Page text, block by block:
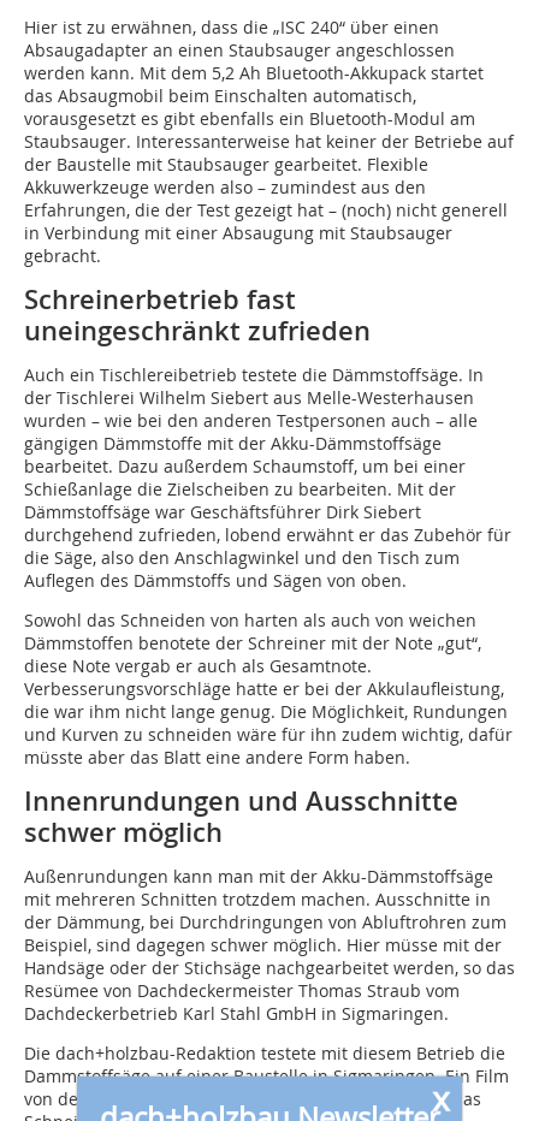
Hier ist zu erwähnen, dass die „ISC 240“ über einen
Absaugadapter an einen Staubsauger angeschlossen
werden kann. Mit dem 5,2 Ah Bluetooth-Akkupack startet
das Absaugmobil beim Einschalten automatisch,
vorausgesetzt es gibt ebenfalls ein Bluetooth-Modul am
Staubsauger. Interessanterweise hat keiner der Betriebe auf
der Baustelle mit Staubsauger gearbeitet. Flexible
Akkuwerkzeuge werden also – zumindest aus den
Erfahrungen, die der Test gezeigt hat – (noch) nicht generell
in Verbindung mit einer Absaugung mit Staubsauger
gebracht.
Schreinerbetrieb fast
uneingeschränkt zufrieden
Auch ein Tischlereibetrieb testete die Dämmstoffsäge. In
der Tischlerei Wilhelm Siebert aus Melle-Westerhausen
wurden – wie bei den anderen Testpersonen auch – alle
gängigen Dämmstoffe mit der Akku-Dämmstoffsäge
bearbeitet. Dazu außerdem Schaumstoff, um bei einer
Schießanlage die Zielscheiben zu bearbeiten. Mit der
Dämmstoffsäge war Geschäftsführer Dirk Siebert
durchgehend zufrieden, lobend erwähnt er das Zubehör für
die Säge, also den Anschlagwinkel und den Tisch zum
Auflegen des Dämmstoffs und Sägen von oben.
Sowohl das Schneiden von harten als auch von weichen
Dämmstoffen benotete der Schreiner mit der Note „gut“,
diese Note vergab er auch als Gesamtnote.
Verbesserungsvorschläge hatte er bei der Akkulaufleistung,
die war ihm nicht lange genug. Die Möglichkeit, Rundungen
und Kurven zu schneiden wäre für ihn zudem wichtig, dafür
müsste aber das Blatt eine andere Form haben.
Innenrundungen und Ausschnitte
schwer möglich
Außenrundungen kann man mit der Akku-Dämmstoffsäge
mit mehreren Schnitten trotzdem machen. Ausschnitte in
der Dämmung, bei Durchdringungen von Abluftrohren zum
Beispiel, sind dagegen schwer möglich. Hier müsse mit der
Handsäge oder der Stichsäge nachgearbeitet werden, so das
Resümee von Dachdeckermeister Thomas Straub vom
Dachdeckerbetrieb Karl Stahl GmbH in Sigmaringen.
Die dach+holzbau-Redaktion testete mit diesem Betrieb die
Dammstoffsäge auf einer Baustelle in Sigmaringen. Ein Film
von dem Baustelleneinsatz (siehe Web-Service) zeigt das
x